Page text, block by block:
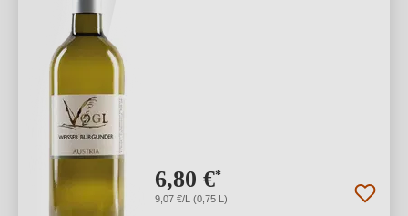
6,80 €*
9,07 €/L (0,75 L)